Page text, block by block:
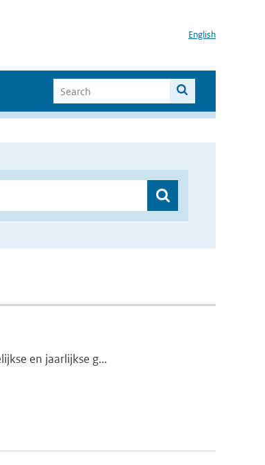
English
en jaarlijkse g...